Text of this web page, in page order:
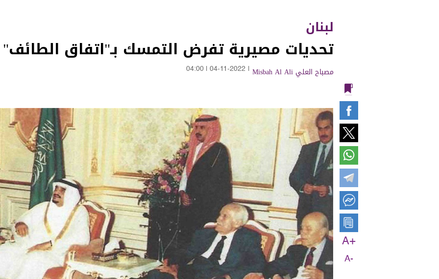
لبنان
تحديات مصيرية تفرض التمسك بـ"اتفاق الطائف"
مصباح العلي Misbah Al Ali 04-11-2022
04:00
A+
A-